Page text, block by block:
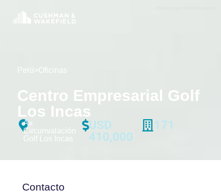
Perú >Oficinas
Centro Empresarial Golf
Los Incas
Av.
Circunvalación
Golf Los Incas
USD
410,000
171
Contacto